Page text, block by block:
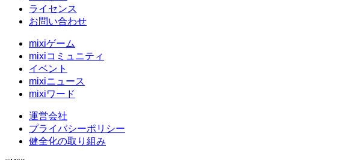
ライセンス
お問い合わせ
mixiゲーム
mixiコミュニティ
イベント
mixiニュース
mixiワード
運営会社
プライバシーポリシー
健全化の取り組み